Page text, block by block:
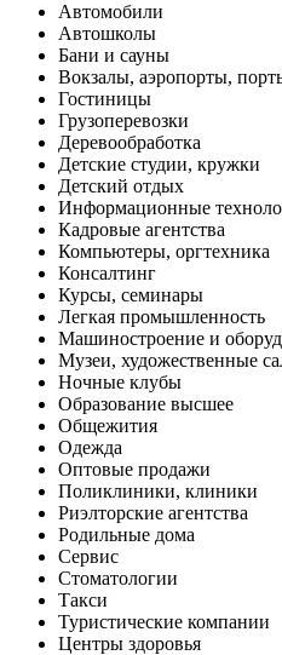
Автомобили
Автошколы
Бани и сауны
Вокзалы, аэропорты,
Гостиницы
Грузоперевозки
Деревообработка
Детские студии, кружки
Детский отдых
Информационные
Кадровые агентства
Компьютеры, оргтехника
Консалтинг
Курсы, семинары
Легкая промышленность
Машиностроение и
Музеи, художественные
Ночные клубы
Образование высшее
Общежития
Одежда
Оптовые продажи
Поликлиники, клиники
Риэлторские агентства
Родильные дома
Сервис
Стоматологии
Такси
Туристические компании
Центры здоровья